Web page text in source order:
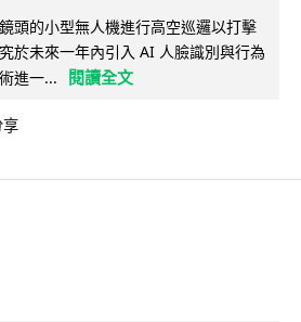
頭的小型無人機進行高空巡邏以打擊
於未來一年內引入 AI 人臉識別與行為
進一...
閱讀全文